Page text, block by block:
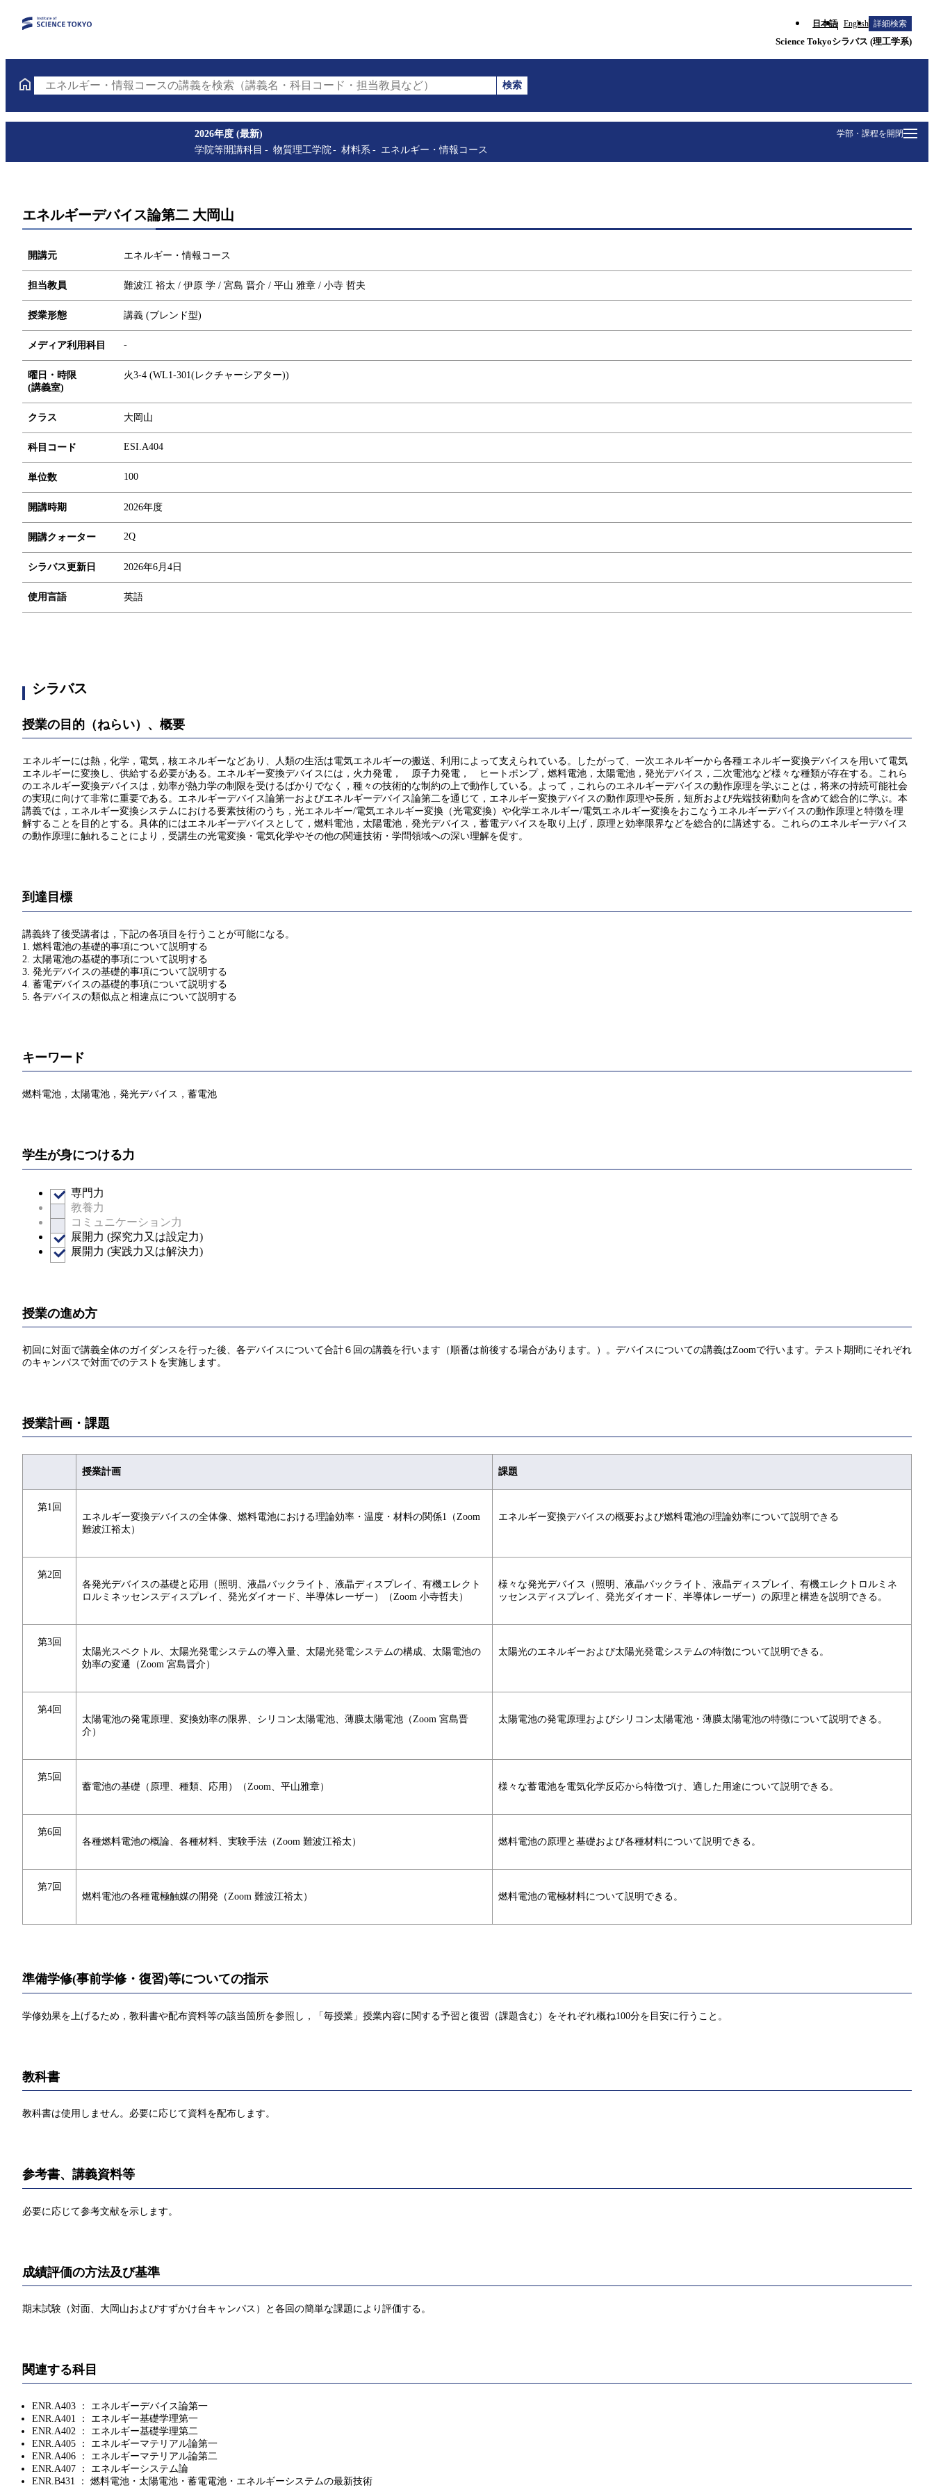
日本語 English 詳細検索
Science Tokyoシラバス (理工学系)
エネルギー・情報コースの講義を検索（講義名・科目コード・担当教員など）
検索
学部・課程を開閉
2026年度 (最新)
学院等開講科目
物質理工学院 材料系 エネルギー・情報コース
エネルギーデバイス論第二 大岡山
開講元 エネルギー・情報コース
担当教員 難波江 裕太 / 伊原 学 / 宮島 晋介 / 平山 雅章 / 小寺 哲夫
授業形態 講義 (ブレンド型)
メディア利用科目 -
曜日・時限
(講義室)
火3-4 (WL1-301(レクチャーシアター))
クラス 大岡山
科目コード ESI.A404
単位数 100
開講時期 2026年度
開講クォーター 2Q
シラバス更新日 2026年6月4日
使用言語 英語
シラバス
授業の目的（ねらい）、概要
エネルギーには熱，化学，電気，核エネルギーなどあり、人類の生活は電気エネルギーの搬送、利用によって支えられている。したがって、一次エネルギーから各種エネルギー変換デバイスを用いて電気
エネルギーに変換し、供給する必要がある。エネルギー変換デバイスには，火力発電， 原子力発電， ヒートポンプ，燃料電池，太陽電池，発光デバイス，二次電池など様々な種類が存在する。これら
のエネルギー変換デバイスは，効率が熱力学の制限を受けるばかりでなく，種々の技術的な制約の上で動作している。よって，これらのエネルギーデバイスの動作原理を学ぶことは，将来の持続可能社会
の実現に向けて非常に重要である。エネルギーデバイス論第一およびエネルギーデバイス論第二を通じて，エネルギー変換デバイスの動作原理や長所，短所および先端技術動向を含めて総合的に学ぶ。本
講義では，エネルギー変換システムにおける要素技術のうち，光エネルギー/電気エネルギー変換（光電変換）や化学エネルギー/電気エネルギー変換をおこなうエネルギーデバイスの動作原理と特徴を理
解することを目的とする。具体的にはエネルギーデバイスとして，燃料電池，太陽電池，発光デバイス，蓄電デバイスを取り上げ，原理と効率限界などを総合的に講述する。これらのエネルギーデバイス
の動作原理に触れることにより，受講生の光電変換・電気化学やその他の関連技術・学問領域への深い理解を促す。
到達目標
講義終了後受講者は，下記の各項目を行うことが可能になる。
1. 燃料電池の基礎的事項について説明する
2. 太陽電池の基礎的事項について説明する
3. 発光デバイスの基礎的事項について説明する
4. 蓄電デバイスの基礎的事項について説明する
5. 各デバイスの類似点と相違点について説明する
キーワード
燃料電池，太陽電池，発光デバイス，蓄電池
学生が身につける力
専門力
教養力
コミュニケーション力
展開力 (探究力又は設定力)
展開力 (実践力又は解決力)
授業の進め方
初回に対面で講義全体のガイダンスを行った後、各デバイスについて合計６回の講義を行います（順番は前後する場合があります。）。デバイスについての講義はZoomで行います。テスト期間にそれぞれ
のキャンパスで対面でのテストを実施します。
授業計画・課題
授業計画 課題
第1回
エネルギー変換デバイスの全体像、燃料電池における理論効率・温度・材料の関係1（Zoom
難波江裕太）
エネルギー変換デバイスの概要および燃料電池の理論効率について説明できる
第2回
各発光デバイスの基礎と応用（照明、液晶バックライト、液晶ディスプレイ、有機エレクト
ロルミネッセンスディスプレイ、発光ダイオード、半導体レーザー）（Zoom 小寺哲夫）
様々な発光デバイス（照明、液晶バックライト、液晶ディスプレイ、有機エレクトロルミネ
ッセンスディスプレイ、発光ダイオード、半導体レーザー）の原理と構造を説明できる。
第3回
太陽光スペクトル、太陽光発電システムの導入量、太陽光発電システムの構成、太陽電池の
効率の変遷（Zoom 宮島晋介）
太陽光のエネルギーおよび太陽光発電システムの特徴について説明できる。
第4回
太陽電池の発電原理、変換効率の限界、シリコン太陽電池、薄膜太陽電池（Zoom 宮島晋
介）
太陽電池の発電原理およびシリコン太陽電池・薄膜太陽電池の特徴について説明できる。
第5回
蓄電池の基礎（原理、種類、応用）（Zoom、平山雅章）
様々な蓄電池を電気化学反応から特徴づけ、適した用途について説明できる。
第6回
各種燃料電池の概論、各種材料、実験手法（Zoom 難波江裕太）
燃料電池の原理と基礎および各種材料について説明できる。
第7回
燃料電池の各種電極触媒の開発（Zoom 難波江裕太）
燃料電池の電極材料について説明できる。
準備学修(事前学修・復習)等についての指示
学修効果を上げるため，教科書や配布資料等の該当箇所を参照し，「毎授業」授業内容に関する予習と復習（課題含む）をそれぞれ概ね100分を目安に行うこと。
教科書
教科書は使用しません。必要に応じて資料を配布します。
参考書、講義資料等
必要に応じて参考文献を示します。
成績評価の方法及び基準
期末試験（対面、大岡山およびすずかけ台キャンパス）と各回の簡単な課題により評価する。
関連する科目
ENR.A403 ： エネルギーデバイス論第一
ENR.A401 ： エネルギー基礎学理第一
ENR.A402 ： エネルギー基礎学理第二
ENR.A405 ： エネルギーマテリアル論第一
ENR.A406 ： エネルギーマテリアル論第二
ENR.A407 ： エネルギーシステム論
ENR.B431 ： 燃料電池・太陽電池・蓄電電池・エネルギーシステムの最新技術